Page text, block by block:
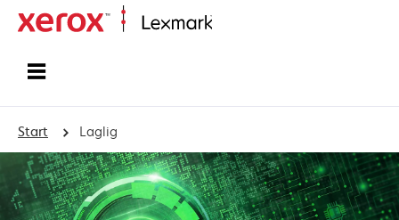
Start Laglig